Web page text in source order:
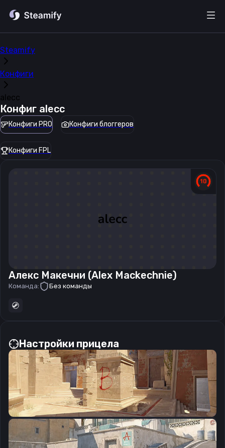
Steamify
Конфиги
alecc
Конфиг alecc
Конфиги PRO Конфиги блоггеров
Конфиги FPL
Алекс Макечни (Alex Mackechnie)
Команда: Без команды
Настройки прицела
CSGO-5kmpe-H9E3N-2WLTQ-H5isx-ZO88F